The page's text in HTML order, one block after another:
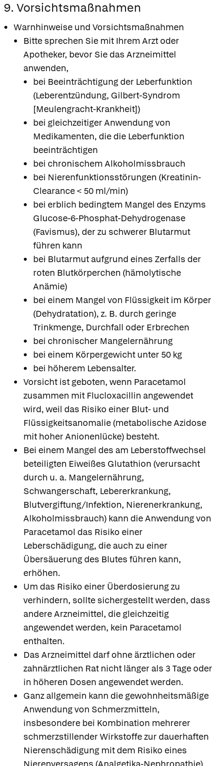
9. Vorsichtsmaßnahmen
Warnhinweise und Vorsichtsmaßnahmen
Bitte sprechen Sie mit Ihrem Arzt oder
Apotheker, bevor Sie das Arzneimittel
anwenden,
bei Beeinträchtigung der Leberfunktion
(Leberentzündung, Gilbert-Syndrom
[Meulengracht-Krankheit])
bei gleichzeitiger Anwendung von
Medikamenten, die die Leberfunktion
beeinträchtigen
bei chronischem Alkoholmissbrauch
bei Nierenfunktionsstörungen (Kreatinin-
Clearance < 50 ml/min)
bei erblich bedingtem Mangel des Enzyms
Glucose-6-Phosphat-Dehydrogenase
(Favismus), der zu schwerer Blutarmut
führen kann
bei Blutarmut aufgrund eines Zerfalls der
roten Blutkörperchen (hämolytische
Anämie)
bei einem Mangel von Flüssigkeit im Körper
(Dehydratation), z. B. durch geringe
Trinkmenge, Durchfall oder Erbrechen
bei chronischer Mangelernährung
bei einem Körpergewicht unter 50 kg
bei höherem Lebensalter.
Vorsicht ist geboten, wenn Paracetamol
zusammen mit Flucloxacillin angewendet
wird, weil das Risiko einer Blut- und
Flüssigkeitsanomalie (metabolische Azidose
mit hoher Anionenlücke) besteht.
Bei einem Mangel des am Leberstoffwechsel
beteiligten Eiweißes Glutathion (verursacht
durch u. a. Mangelernährung,
Schwangerschaft, Lebererkrankung,
Blutvergiftung/Infektion, Nierenerkrankung,
Alkoholmissbrauch) kann die Anwendung von
Paracetamol das Risiko einer
Leberschädigung, die auch zu einer
Übersäuerung des Blutes führen kann,
erhöhen.
Um das Risiko einer Überdosierung zu
verhindern, sollte sichergestellt werden, dass
andere Arzneimittel, die gleichzeitig
angewendet werden, kein Paracetamol
enthalten.
Das Arzneimittel darf ohne ärztlichen oder
zahnärztlichen Rat nicht länger als 3 Tage oder
in höheren Dosen angewendet werden.
Ganz allgemein kann die gewohnheitsmäßige
Anwendung von Schmerzmitteln,
insbesondere bei Kombination mehrerer
schmerzstillender Wirkstoffe zur dauerhaften
Nierenschädigung mit dem Risiko eines
Nierenversagens (Analgetika-Nephropathie)